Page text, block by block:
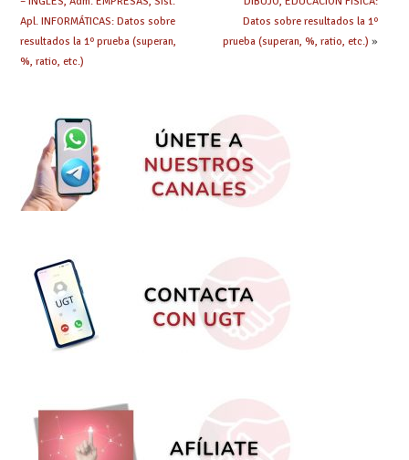
Apl. INFORMÁTICAS: Datos sobre
resultados la 1º prueba (superan,
%, ratio, etc.)
Datos sobre resultados la 1º
prueba (superan, %, ratio, etc.) »